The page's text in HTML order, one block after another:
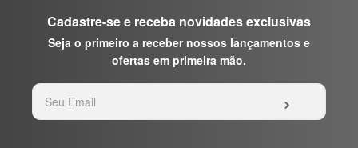
Cadastre-se e receba novidades exclusivas
Seja o primeiro a receber nossos lançamentos e
ofertas em primeira mão.